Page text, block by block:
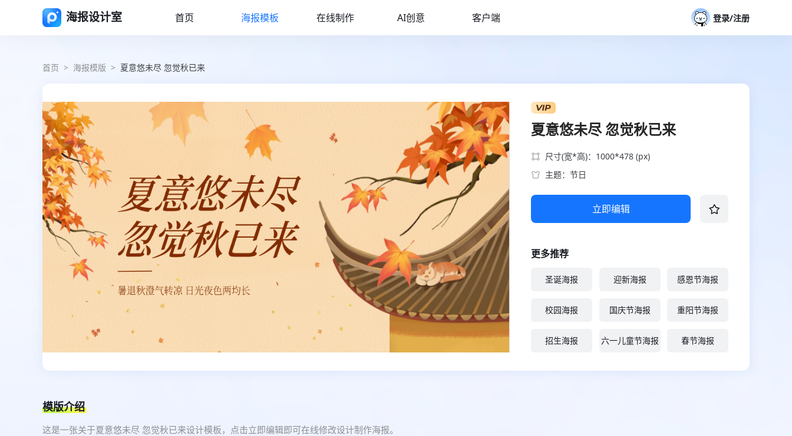
海报设计室 首页 海报模板 在线制作 AI创意 客户端 登录/注册
首页 > 海报模版 > 夏意悠未尽 忽觉秋已来
夏意悠未尽 忽觉秋已来
尺寸(宽*高)：1000*478 (px)
主题：节日
立即编辑
更多推荐
圣诞海报 迎新海报 感恩节海报
校园海报 国庆节海报 重阳节海报
招生海报 六一儿童节海报 春节海报
模版介绍
这是一张关于夏意悠未尽 忽觉秋已来设计模板，点击立即编辑即可在线修改设计制作海报。